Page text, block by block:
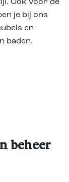
Ook voor de
je bij ons
en
baden.
beheer